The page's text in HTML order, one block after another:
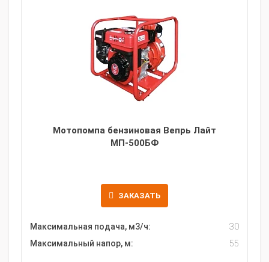
Мотопомпа бензиновая Вепрь Лайт
МП-500БФ
ЗАКАЗАТЬ
Максимальная подача, м3/ч:
30
Максимальный напор, м:
55